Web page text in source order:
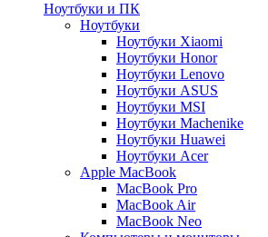
Ноутбуки и ПК
Ноутбуки
Ноутбуки Xiaomi
Ноутбуки Honor
Ноутбуки Lenovo
Ноутбуки ASUS
Ноутбуки MSI
Ноутбуки Machenike
Ноутбуки Huawei
Ноутбуки Acer
Apple MacBook
MacBook Pro
MacBook Air
MacBook Neo